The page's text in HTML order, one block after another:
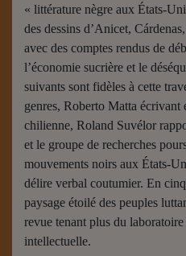
« littérature nègre aux États-
des dessins d’Anicet,
avec des comptes rendus de
l’économie sucrière et le
suivants sont fidèles à cette
genres, Roberto Matta écrivant
chilienne, Roland Suvélor
et le groupe de recherches
mouvements noirs aux États-
délire verbal coutumier. En
paysage étoilé des peuples
revue tenant plus du laboratoire
intellectuelle.